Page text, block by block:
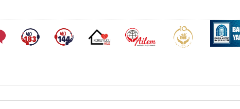
Sıkça Sorulan SorularAlo 183 (yeni sekmede açılır)Alo 144 (yeni sekmede açılır)Koruyucu Aile (yeni sekmede açılır)
AİLEM İletişim Merkezi (yeni
Aile ve Nüfus